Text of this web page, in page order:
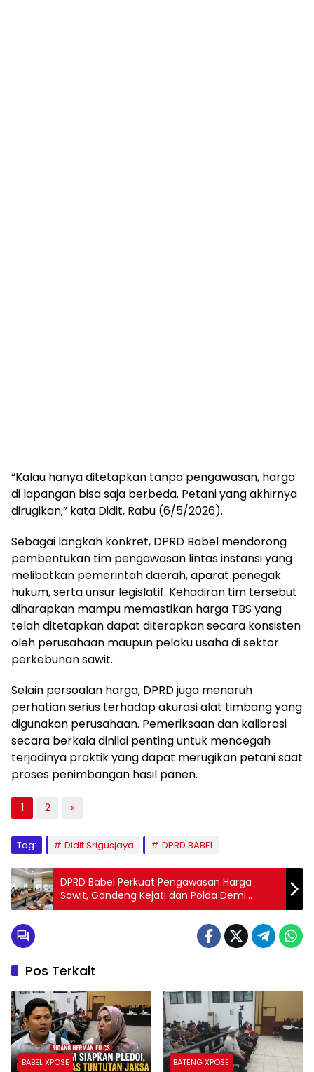
“Kalau hanya ditetapkan tanpa pengawasan, harga
di lapangan bisa saja berbeda. Petani yang akhirnya
dirugikan,” kata Didit, Rabu (6/5/2026).
Sebagai langkah konkret, DPRD Babel mendorong
pembentukan tim pengawasan lintas instansi yang
melibatkan pemerintah daerah, aparat penegak
hukum, serta unsur legislatif. Kehadiran tim tersebut
diharapkan mampu memastikan harga TBS yang
telah ditetapkan dapat diterapkan secara konsisten
oleh perusahaan maupun pelaku usaha di sektor
perkebunan sawit.
Selain persoalan harga, DPRD juga menaruh
perhatian serius terhadap akurasi alat timbang yang
digunakan perusahaan. Pemeriksaan dan kalibrasi
secara berkala dinilai penting untuk mencegah
terjadinya praktik yang dapat merugikan petani saat
proses penimbangan hasil panen.
1 2 »
Tag: Didit Srigusjaya DPRD BABEL
DPRD Babel Perkuat Pengawasan Harga
Sawit, Gandeng Kejati dan Polda Demi
Lindungi Petani
Pos Terkait
BABEL XPOSE BATENG XPOSE